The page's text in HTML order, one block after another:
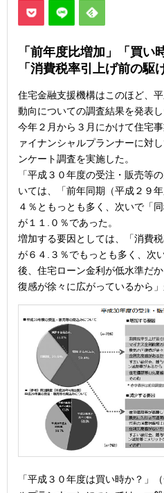
「前年度比増加」「買い
「消費税率引上げ前の駆
住宅金融支援機構はこのほど、
動向についての調査結果を発表し
今年２月から３月にかけて住宅
ァイナンシャルプランナーに対
ンケート調査を実施した。
「平成３０年度の受注・販売等
いては、「前年同期（平成２９
４％ともっとも多く、次いで「
が１１.０％であった。
増加する要因としては、「消費
が６４.３％でもっとも多く、次
後、住宅ローン金利が低水準だ
復感が徐々に広がっているから
「平成３０年度は買い時か？」